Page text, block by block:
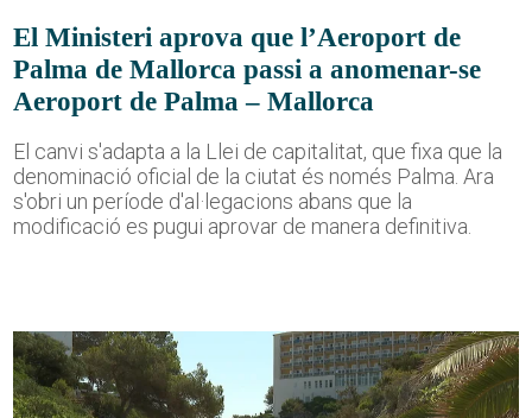
El Ministeri aprova que l’Aeroport de
Palma de Mallorca passi a anomenar-se
Aeroport de Palma – Mallorca
El canvi s'adapta a la Llei de capitalitat, que fixa que la
denominació oficial de la ciutat és només Palma. Ara
s'obri un període d'al·legacions abans que la
modificació es pugui aprovar de manera definitiva.